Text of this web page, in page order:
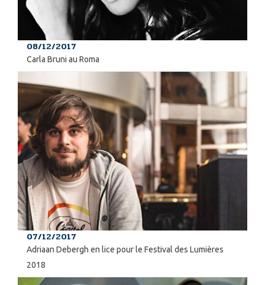
08/12/2017
Carla Bruni au Roma
07/12/2017
Adriaan Debergh en lice pour le Festival des Lumières
2018